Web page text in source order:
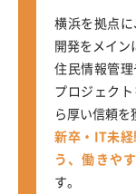
横浜を拠点
開発をメイン
住民情報管
プロジェク
ら厚い信頼を
新卒・IT未
う、働きや
す。